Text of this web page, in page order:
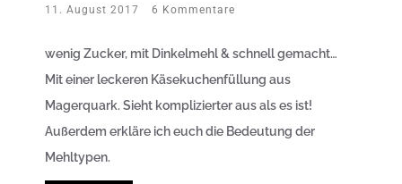
11. August 2017 6 Kommentare
wenig Zucker, mit Dinkelmehl & schnell gemacht…
Mit einer leckeren Käsekuchenfüllung aus
Magerquark. Sieht komplizierter aus als es ist!
Außerdem erkläre ich euch die Bedeutung der
Mehltypen.